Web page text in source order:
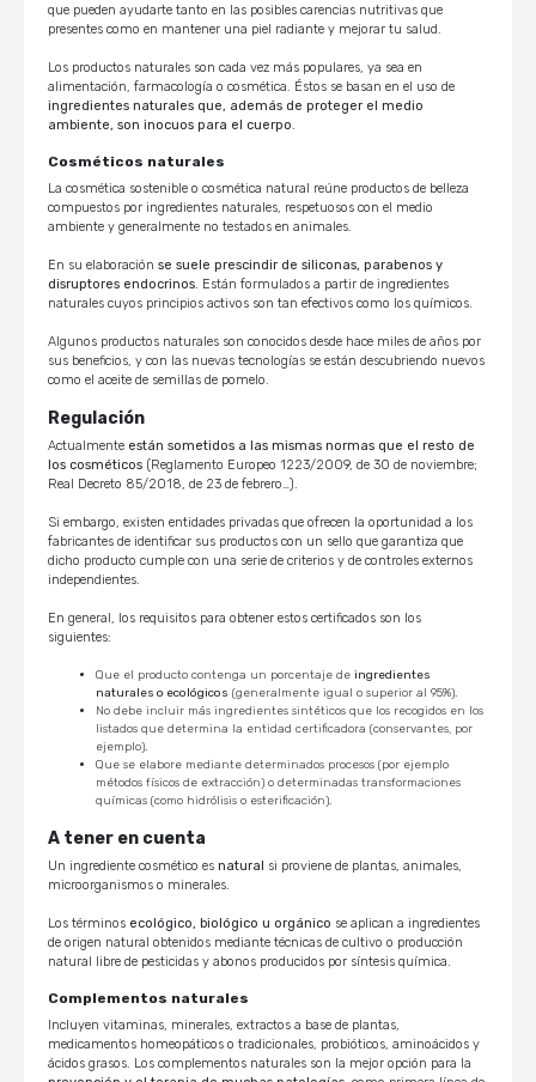
que pueden ayudarte tanto en las posibles carencias nutritivas que
presentes como en mantener una piel radiante y mejorar tu salud.
Los productos naturales son cada vez más populares, ya sea en
alimentación, farmacología o cosmética. Éstos se basan en el uso de
ingredientes naturales que, además de proteger el medio
ambiente, son inocuos para el cuerpo.
Cosméticos naturales
La cosmética sostenible o cosmética natural reúne productos de belleza
compuestos por ingredientes naturales, respetuosos con el medio
ambiente y generalmente no testados en animales.
En su elaboraciónse suele prescindir de siliconas, parabenos y
disruptores endocrinos. Están formulados a partir de ingredientes
naturales cuyos principios activos son tan efectivos como los químicos.
Algunos productos naturales son conocidos desde hace miles de años por
sus beneficios, y con las nuevas tecnologías se están descubriendo nuevos
como el aceite de semillas de pomelo.
Regulación
Actualmente están sometidos a las mismas normas que el resto de
los cosméticos (Reglamento Europeo 1223/2009, de 30 de noviembre;
Real Decreto 85/2018, de 23 de febrero…).
Si embargo, existen entidades privadas que ofrecen la oportunidad a los
fabricantes de identificar sus productos con un sello que garantiza que
dicho producto cumple con una serie de criterios y de controles externos
independientes.
En general, los requisitos para obtener estos certificados son los
siguientes:
Que el producto contenga un porcentaje deingredientes
naturales o ecológicos (generalmente igual o superior al 95%).
No debe incluir más ingredientes sintéticos que los recogidos en los
listados que determina la entidad certificadora (conservantes, por
ejemplo).
Que se elabore mediante determinados procesos (por ejemplo
métodos físicos de extracción) o determinadas transformaciones
químicas (como hidrólisis o esterificación).
A tener en cuenta
Un ingrediente cosmético esnatural si proviene de plantas, animales,
microorganismos o minerales.
Los términos ecológico, biológico u orgánico se aplican a ingredientes
de origen natural obtenidos mediante técnicas de cultivo o producción
natural libre de pesticidas y abonos producidos por síntesis química.
Complementos naturales
Incluyen vitaminas, minerales, extractos a base de plantas,
medicamentos homeopáticos o tradicionales, probióticos, aminoácidos y
ácidos grasos. Los complementos naturales son la mejor opción para la